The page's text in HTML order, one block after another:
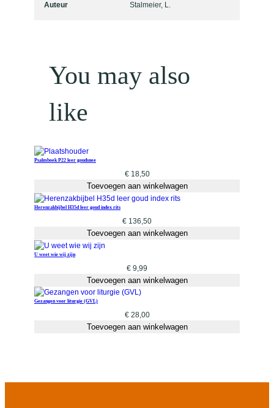
Auteur Stalmeier, L.
You may also
like
Psalmboek P22 leer goudsnee
€18,50
Toevoegen aan winkelwagen
Herenzakbijbel H35d leer goud index rits
€ 136,50
Toevoegen aan winkelwagen
U weet wie wij zijn
€ 9,99
Toevoegen aan winkelwagen
Gezangen voor liturgie (GVL)
€28,00
Toevoegen aan winkelwagen